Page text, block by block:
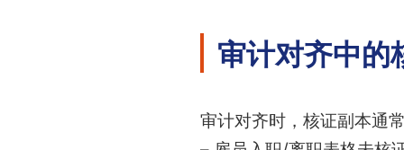
审计对齐中的
审计对齐时，核证副本通